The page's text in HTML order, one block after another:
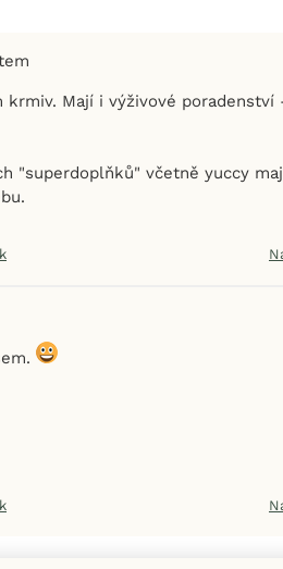
krmiv. Mají i výživové poradenství
"superdoplňků" včetně yuccy